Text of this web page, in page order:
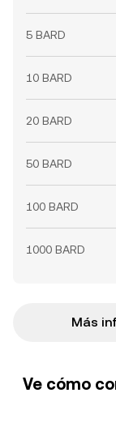
5 BARD
10 BARD
20 BARD
50 BARD
100 BARD
1000 BARD
Más
Ve cómo